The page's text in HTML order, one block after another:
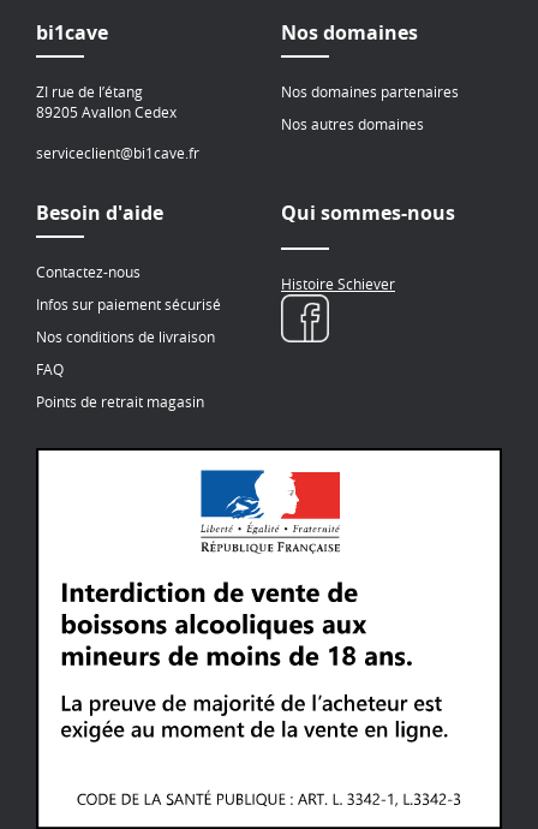
bi1cave
ZI rue de l’étang
89205 Avallon Cedex
serviceclient@bi1cave.fr
Nos domaines
Nos domaines partenaires
Nos autres domaines
Besoin d'aide
Contactez-nous
Infos sur paiement sécurisé
Nos conditions de livraison
FAQ
Points de retrait magasin
Qui sommes-nous
Histoire Schiever